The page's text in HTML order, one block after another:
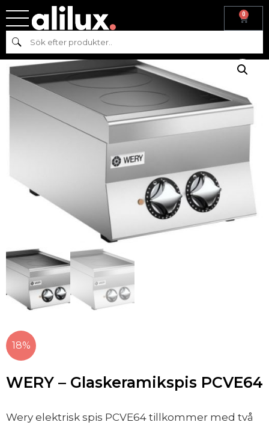
0
Sök
Hem
18%
WERY – Glaskeramikspis PCVE64
Wery elektrisk spis PCVE64 tillkommer med två